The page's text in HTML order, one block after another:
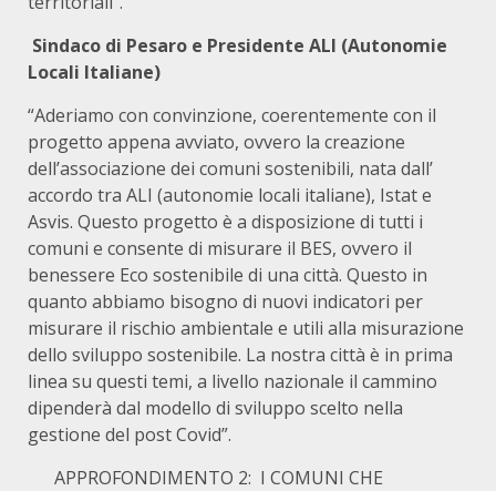
Sindaco di Pesaro e Presidente ALI (Autonomie
Locali Italiane)
“Aderiamo con convinzione, coerentemente con il
progetto appena avviato, ovvero la creazione
dell’associazione dei comuni sostenibili, nata dall’
accordo tra ALI (autonomie locali italiane), Istat e
Asvis. Questo progetto è a disposizione di tutti i
comuni e consente di misurare il BES, ovvero il
benessere Eco sostenibile di una città. Questo in
quanto abbiamo bisogno di nuovi indicatori per
misurare il rischio ambientale e utili alla misurazione
dello sviluppo sostenibile. La nostra città è in prima
linea su questi temi, a livello nazionale il cammino
dipenderà dal modello di sviluppo scelto nella
gestione del post Covid”.
APPROFONDIMENTO 2: I COMUNI CHE